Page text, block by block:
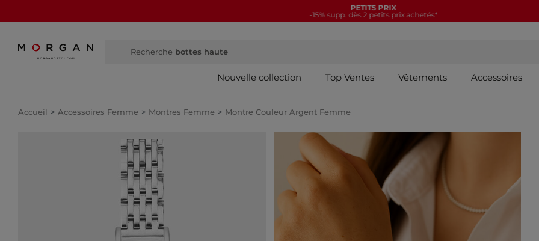
NOUVELLE COLLECTION
15€ offerts tous les 70€*
Recherche botte
Nouvelle collection Top Ventes Vêtements Accessoires
Accueil Accessoires Femme Montres Femme Montre Couleur Argent Femme